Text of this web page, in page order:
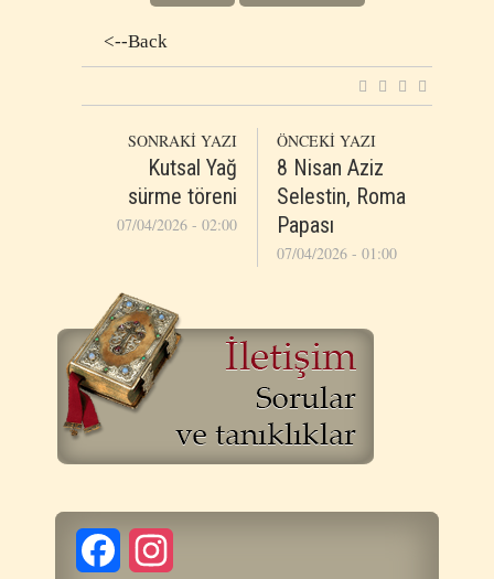
<--Back
SONRAKİ YAZI
Kutsal Yağ
sürme töreni
07/04/2026 - 02:00
ÖNCEKİ YAZI
8 Nisan Aziz
Selestin, Roma
Papası
07/04/2026 - 01:00
Facebook